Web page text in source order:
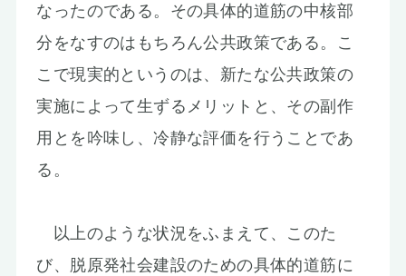
なったのである。その具体的道筋の中核部
分をなすのはもちろん公共政策である。こ
こで現実的というのは、新たな公共政策の
実施によって生ずるメリットと、その副作
用とを吟味し、冷静な評価を行うことであ
る。
以上のような状況をふまえて、このた
び、脱原発社会建設のための具体的道筋に